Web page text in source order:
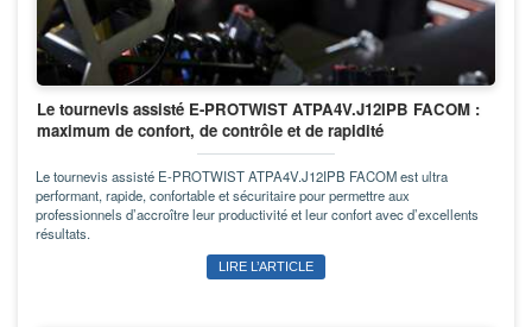
Le tournevis assisté E-PROTWIST ATPA4V.J12IPB FACOM :
maximum de confort, de contrôle et de rapidité
Le tournevis assisté E-PROTWIST ATPA4V.J12IPB FACOM est ultra
performant, rapide, confortable et sécuritaire pour permettre aux
professionnels d’accroître leur productivité et leur confort avec d’excellents
résultats.
LIRE L’ARTICLE